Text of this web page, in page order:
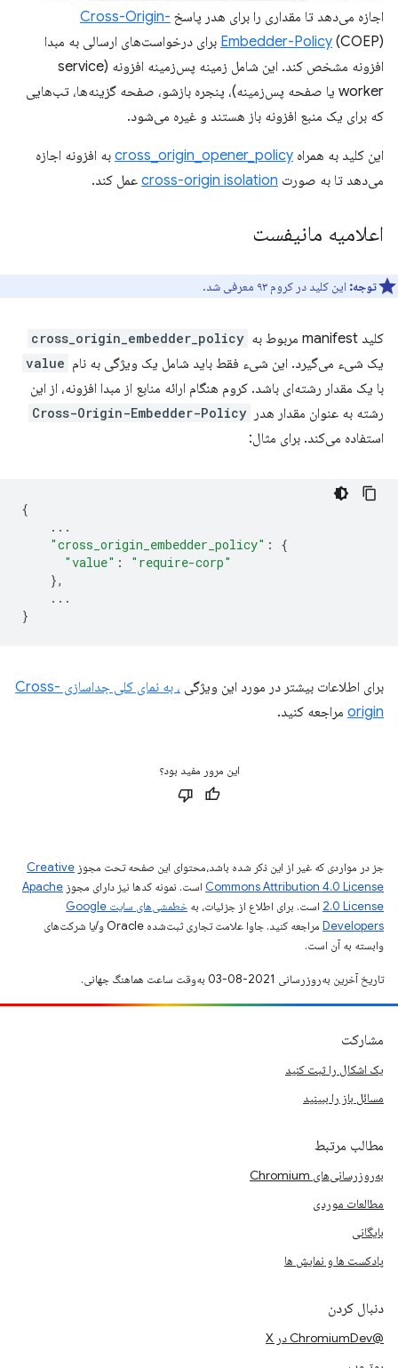
اجازه می‌دهد تا مقداری را برای هدر پاسخ Cross-Origin-
Embedder-Policy (COEP) برای درخواست‌های ارسالی به مبدا
افزونه مشخص کند. این شامل زمینه پس‌زمینه افزونه (service
worker یا صفحه پس‌زمینه)، پنجره بازشو، صفحه گزینه‌ها، تب‌هایی
که برای یک منبع افزونه باز هستند و غیره می‌شود.
این کلید به همراه cross_origin_opener_policy به افزونه اجازه
می‌دهد تا به صورت cross-origin isolation عمل کند.
اعلامیه مانیفست
توجه: این کلید در کروم ۹۳ معرفی شد.
کلید manifest مربوط به cross_origin_embedder_policy
یک شیء می‌گیرد. این شیء فقط باید شامل یک ویژگی به نام value
با یک مقدار رشته‌ای باشد. کروم هنگام ارائه منابع از مبدا افزونه، از این
رشته به عنوان مقدار هدر Cross-Origin-Embedder-Policy
استفاده می‌کند. برای مثال:
{
...
"cross_origin_embedder_policy" :
{
"value" :
"require-corp"
},
...
}
برای اطلاعات بیشتر در مورد این ویژگی
، به نمای کلی جداسازی Cross-
origin مراجعه کنید.
این مرور مفید بود؟
جز در مواردی که غیر از این ذکر شده باشد،‌محتوای این صفحه تحت مجوز Creative
Commons Attribution 4.0 License است. نمونه کدها نیز دارای مجوز Apache
2.0 License است. برای اطلاع از جزئیات، به
خطمشی‌های سایت Google
Developers‏
مراجعه کنید. جاوا علامت تجاری ثبت‌شده Oracle و/یا شرکت‌های
وابسته به آن است.
تاریخ آخرین به‌روزرسانی 2021-08-03 به‌وقت ساعت هماهنگ جهانی.
مشارکت
یک اشکال را ثبت کنید
مسائل باز را ببینید
مطالب مرتبط
به‌روزرسانی‌های Chromium
مطالعات موردی
بایگانی
پادکست ها و نمایش ها
دنبال کردن
@ChromiumDev در X